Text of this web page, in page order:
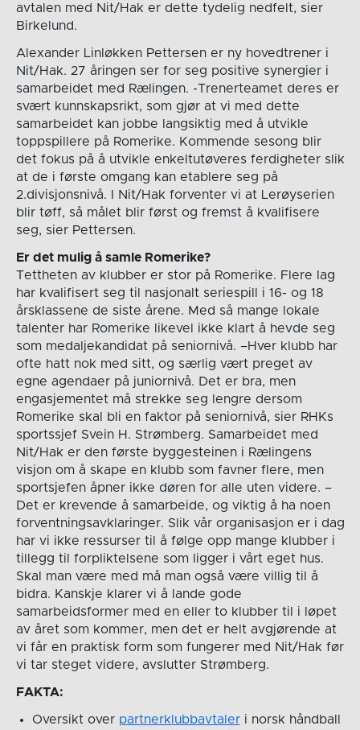
avtalen med Nit/Hak er dette tydelig nedfelt, sier
Birkelund.
Alexander Linløkken Pettersen er ny hovedtrener i
Nit/Hak. 27 åringen ser for seg positive synergier i
samarbeidet med Rælingen. -Trenerteamet deres er
svært kunnskapsrikt, som gjør at vi med dette
samarbeidet kan jobbe langsiktig med å utvikle
toppspillere på Romerike. Kommende sesong blir
det fokus på å utvikle enkeltutøveres ferdigheter slik
at de i første omgang kan etablere seg på
2.divisjonsnivå. I Nit/Hak forventer vi at Lerøyserien
blir tøff, så målet blir først og fremst å kvalifisere
seg, sier Pettersen.
Er det mulig å samle Romerike?
Tettheten av klubber er stor på Romerike. Flere lag
har kvalifisert seg til nasjonalt seriespill i 16- og 18
årsklassene de siste årene. Med så mange lokale
talenter har Romerike likevel ikke klart å hevde seg
som medaljekandidat på seniornivå. –Hver klubb har
ofte hatt nok med sitt, og særlig vært preget av
egne agendaer på juniornivå. Det er bra, men
engasjementet må strekke seg lengre dersom
Romerike skal bli en faktor på seniornivå, sier RHKs
sportssjef Svein H. Strømberg. Samarbeidet med
Nit/Hak er den første byggesteinen i Rælingens
visjon om å skape en klubb som favner flere, men
sportsjefen åpner ikke døren for alle uten videre. –
Det er krevende å samarbeide, og viktig å ha noen
forventningsavklaringer. Slik vår organisasjon er i dag
har vi ikke ressurser til å følge opp mange klubber i
tillegg til forpliktelsene som ligger i vårt eget hus.
Skal man være med må man også være villig til å
bidra. Kanskje klarer vi å lande gode
samarbeidsformer med en eller to klubber til i løpet
av året som kommer, men det er helt avgjørende at
vi får en praktisk form som fungerer med Nit/Hak før
vi tar steget videre, avslutter Strømberg.
FAKTA:
Oversikt over partnerklubbavtaleri norsk håndball